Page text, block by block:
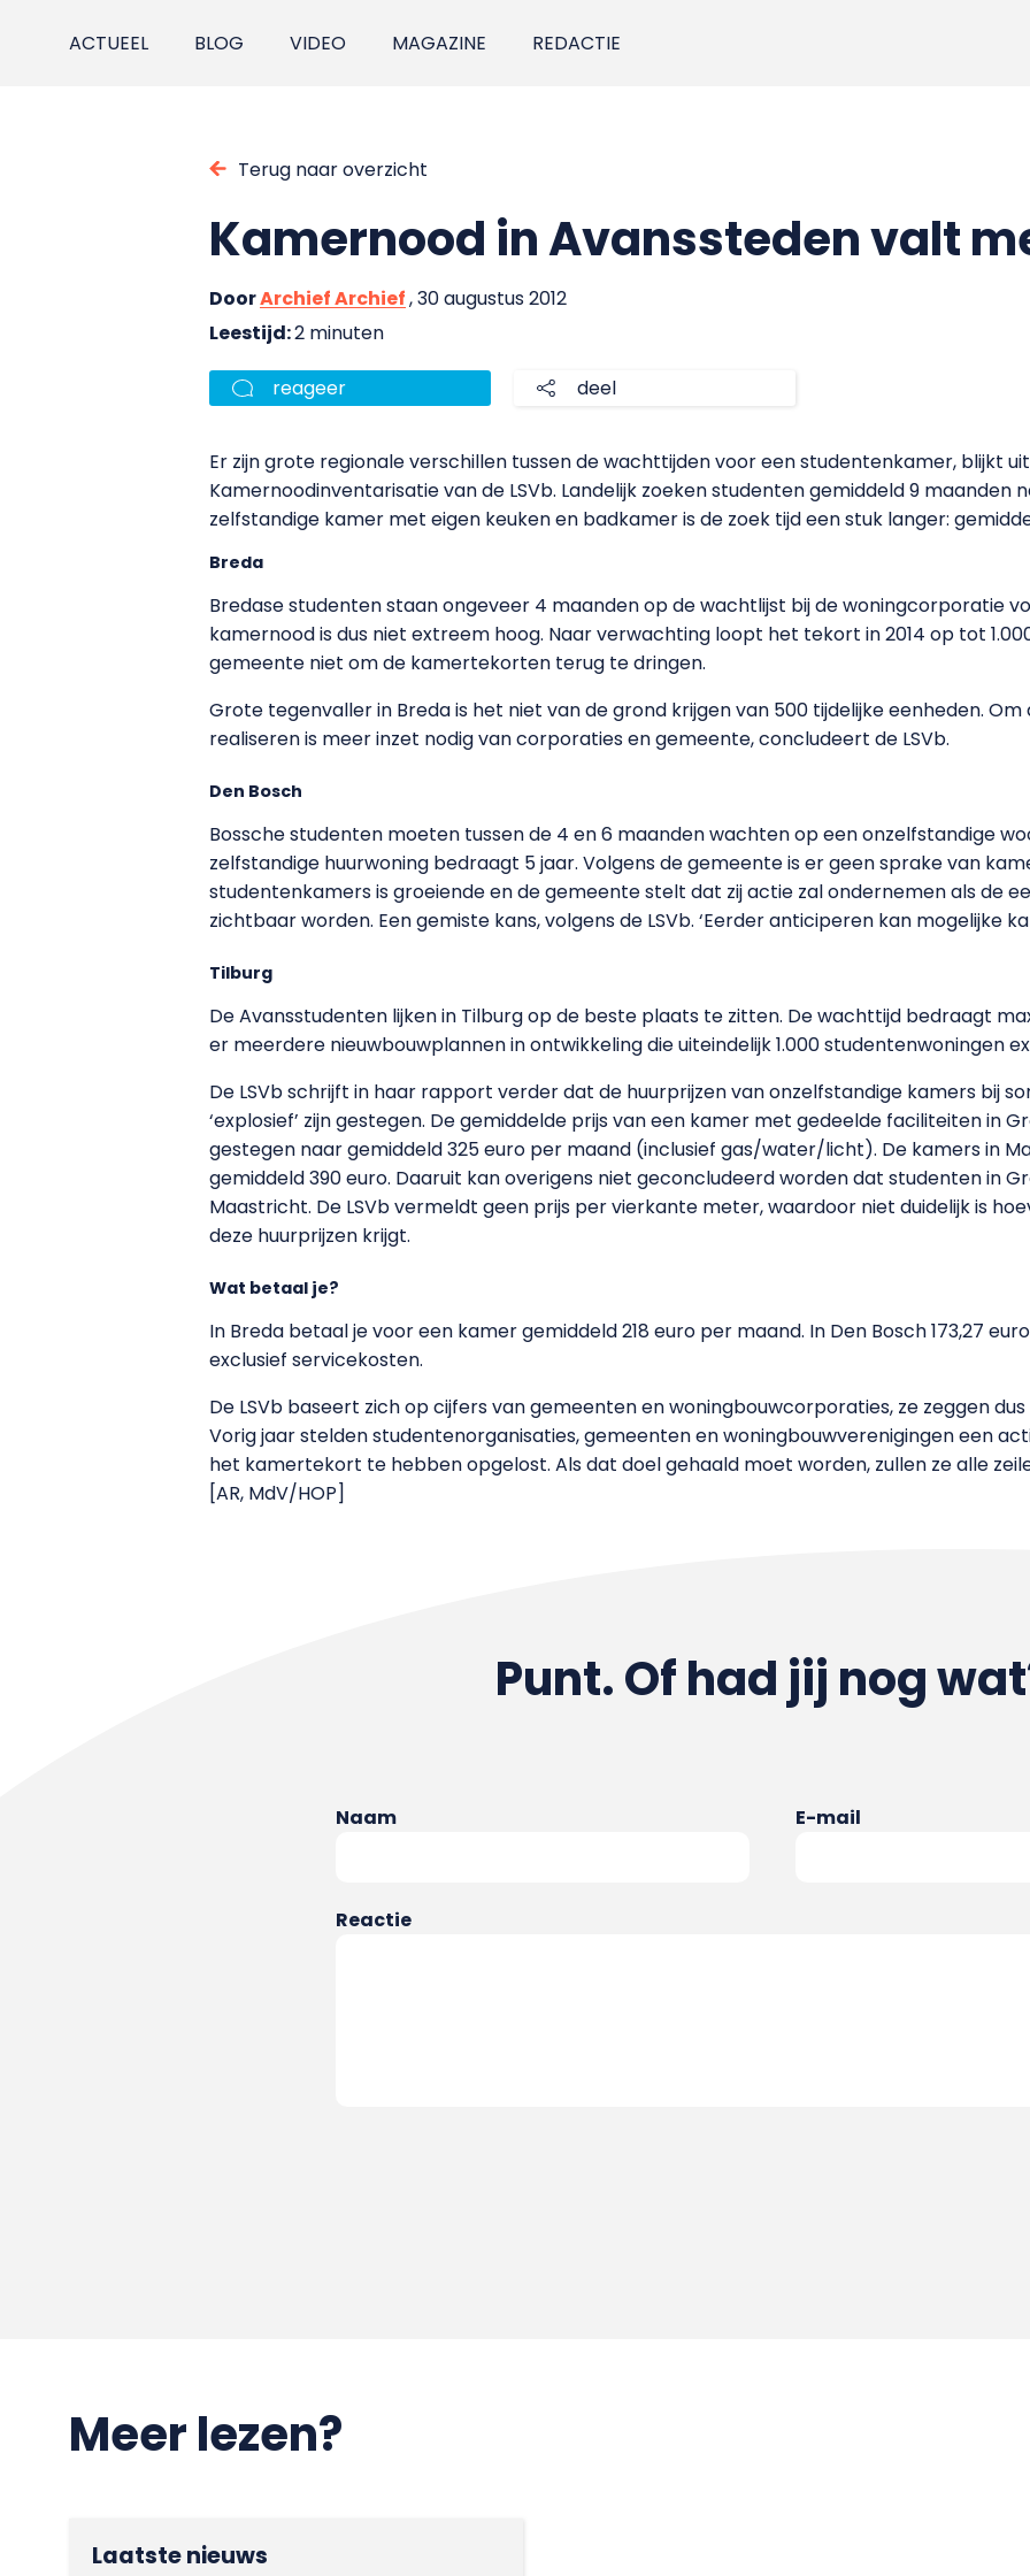
ACTUEEL BLOG VIDEO MAGAZINE REDACTIE
Terug naar overzicht
Kamernood in Avanssteden valt
DoorArchief Archief, 30 augustus 2012
Leestijd:2 minuten
reageer deel
Er zijn grote regionale verschillen tussen de wachttijden voor een studentenkamer, blijkt
Kamernoodinventarisatie van de LSVb. Landelijk zoeken studenten gemiddeld 9 maanden
zelfstandige kamer met eigen keuken en badkamer is de zoek tijd een stuk langer:
Breda
Bredase studenten staan ongeveer 4 maanden op de wachtlijst bij de woningcorporatie
kamernood is dus niet extreem hoog. Naar verwachting loopt het tekort in 2014 op tot
gemeente niet om de kamertekorten terug te dringen.
Grote tegenvaller in Breda is het niet van de grond krijgen van 500 tijdelijke eenheden. Om
realiseren is meer inzet nodig van corporaties en gemeente, concludeert de LSVb.
Den Bosch
Bossche studenten moeten tussen de 4 en 6 maanden wachten op een onzelfstandige
zelfstandige huurwoning bedraagt 5 jaar. Volgens de gemeente is er geen sprake van
studentenkamers is groeiende en de gemeente stelt dat zij actie zal ondernemen als de
zichtbaar worden. Een gemiste kans, volgens de LSVb. ‘Eerder anticiperen kan mogelijke
Tilburg
De Avansstudenten lijken in Tilburg op de beste plaats te zitten. De wachttijd bedraagt
er meerdere nieuwbouwplannen in ontwikkeling die uiteindelijk 1.000 studentenwoningen
De LSVb schrijft in haar rapport verder dat de huurprijzen van onzelfstandige kamers bij
‘explosief’ zijn gestegen. De gemiddelde prijs van een kamer met gedeelde faciliteiten in
gestegen naar gemiddeld 325 euro per maand (inclusief gas/water/licht). De kamers in
gemiddeld 390 euro. Daaruit kan overigens niet geconcludeerd worden dat studenten in
Maastricht. De LSVb vermeldt geen prijs per vierkante meter, waardoor niet duidelijk is
deze huurprijzen krijgt.
Wat betaal je?
In Breda betaal je voor een kamer gemiddeld 218 euro per maand. In Den Bosch 173,27
exclusief servicekosten.
De LSVb baseert zich op cijfers van gemeenten en woningbouwcorporaties, ze zeggen
Vorig jaar stelden studentenorganisaties, gemeenten en woningbouwverenigingen een
het kamertekort te hebben opgelost. Als dat doel gehaald moet worden, zullen ze alle
[AR, MdV/HOP]
Punt. Of had jij nog
Naam E-mail
Reactie
Meer lezen?
Laatste nieuws